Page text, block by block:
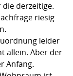
derzeitige.
riesig
leider
allein. Aber der
Anfang.